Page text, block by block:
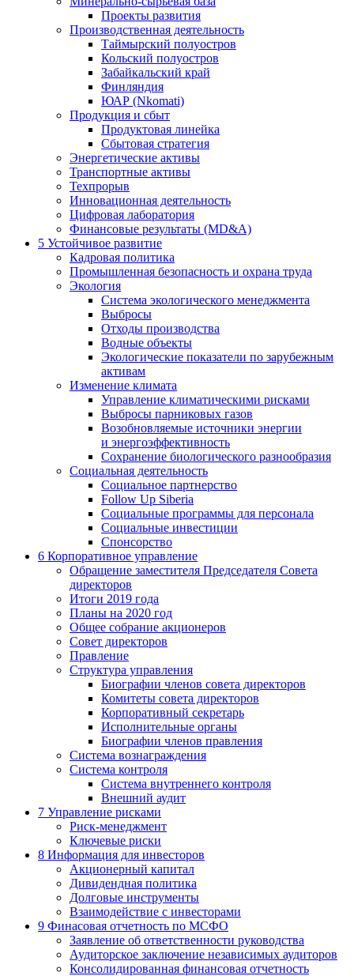
Проекты развития
Производственная деятельность
Таймырский полуостров
Кольский полуостров
Забайкальский край
Финляндия
ЮАР (Nkomati)
Продукция и сбыт
Продуктовая линейка
Сбытовая стратегия
Энергетические активы
Транспортные активы
Техпрорыв
Инновационная деятельность
Цифровая лаборатория
Финансовые результаты (MD&A)
5 Устойчивое развитие
Кадровая политика
Промышленная безопасность и охрана труда
Экология
Система экологического менеджмента
Выбросы
Отходы производства
Водные объекты
Экологические показатели по зарубежным
активам
Изменение климата
Управление климатическими рисками
Выбросы парниковых газов
Возобновляемые источники энергии
и энергоэффективность
Сохранение биологического разнообразия
Социальная деятельность
Социальное партнерство
Follow Up Siberia
Социальные программы для персонала
Социальные инвестиции
Спонсорство
6 Корпоративное управление
Обращение заместителя Председателя Совета
директоров
Итоги 2019 года
Планы на 2020 год
Общее собрание акционеров
Совет директоров
Правление
Структура управления
Биографии членов совета директоров
Комитеты совета директоров
Корпоративный секретарь
Исполнительные органы
Биографии членов правления
Система вознаграждения
Система контроля
Система внутреннего контроля
Внешний аудит
7 Управление рисками
Риск-менеджмент
Ключевые риски
8 Информация для инвесторов
Акционерный капитал
Дивидендная политика
Долговые инструменты
Взаимодействие с инвеcторами
9 Финасовая отчетность по МСФО
Заявление об ответственности руководства
Аудиторское заключение независимых аудиторов
Консолидированная финансовая отчетность